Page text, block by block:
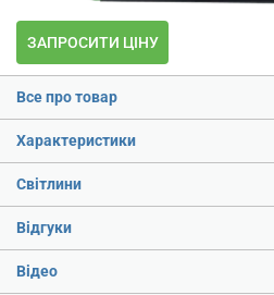
ЗАПРОСИТИ ЦІНУ
Все про товар
Характеристики
Світлини
Відгуки
Відео